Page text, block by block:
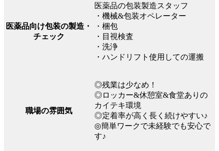
医薬品向け包装の製造・
チェック
医薬品の包装製造スタッフ
・機械&包装オペレーター
・梱包
・目視検査
・洗浄
・ハンドリフト使用しての運搬
職場の雰囲気
◎残業は少なめ！
◎ロッカー&休憩室&食堂ありの
カイテキ環境
◎定着率が高く長く続けやすい♪
◎簡単ワークで未経験でも安心で
す♪